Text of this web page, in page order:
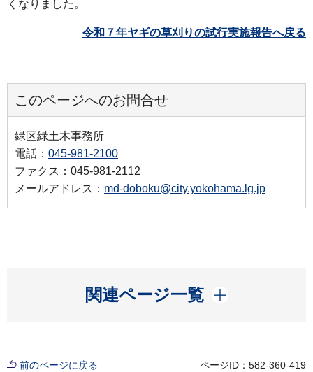
くなりました。
令和７年ヤギの草刈りの試行実施報告へ戻る
このページへのお問合せ
緑区緑土木事務所
電話： 045-981-2100
ファクス：045-981-2112
メールアドレス： md-doboku@city.yokohama.lg.jp
関連ページ一覧
開く
前のページに戻る ページID：582-360-419